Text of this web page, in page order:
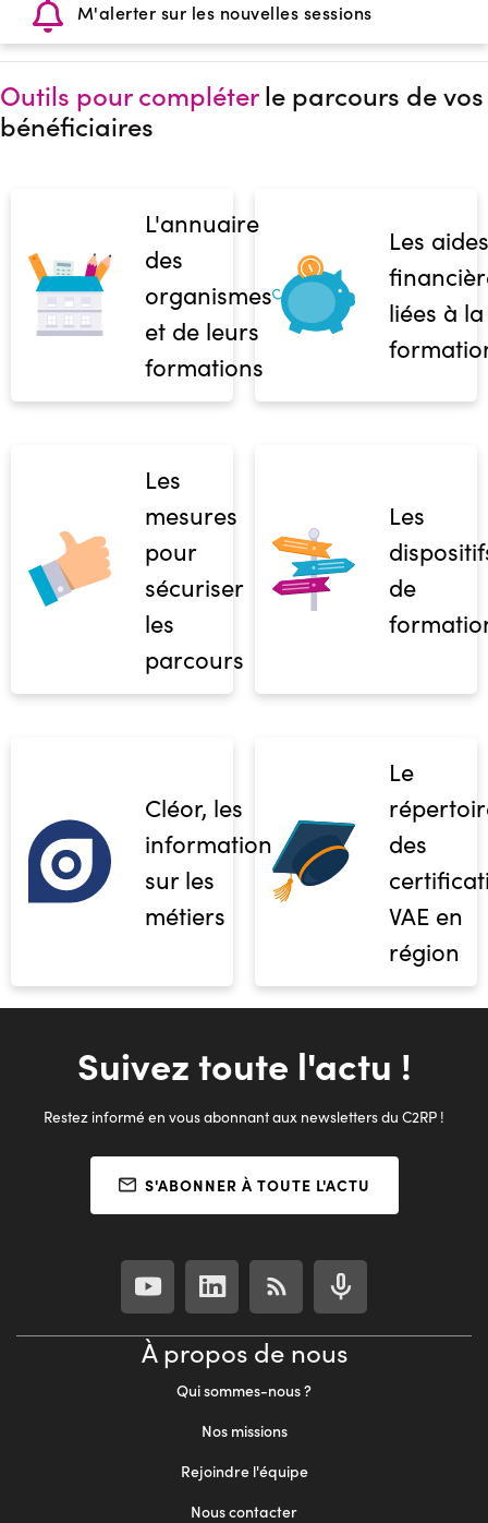
M'alerter sur les nouvelles sessions
Outils pour compléterle parcours de vos
bénéficiaires
L'annuaire
des
organismes
et de leurs
formations
Les aides
liées à la
Les
mesures
pour
sécuriser
les
parcours
Les
de
Cléor, les
informations
sur les
métiers
Le
des
VAE en
région
Suivez toute l'actu !
Restez informé en vous abonnant aux newsletters du C2RP !
S'ABONNER À TOUTE L'ACTU
À propos de nous
Qui sommes-nous ?
Nos missions
Rejoindre l'équipe
Nous contacter